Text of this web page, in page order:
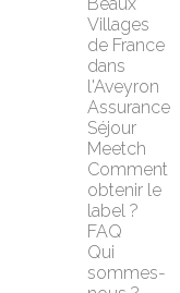
Villages
de France
dans
l'Aveyron
Assurance
Séjour
Meetch
Comment
obtenir le
label ?
FAQ
Qui
sommes-